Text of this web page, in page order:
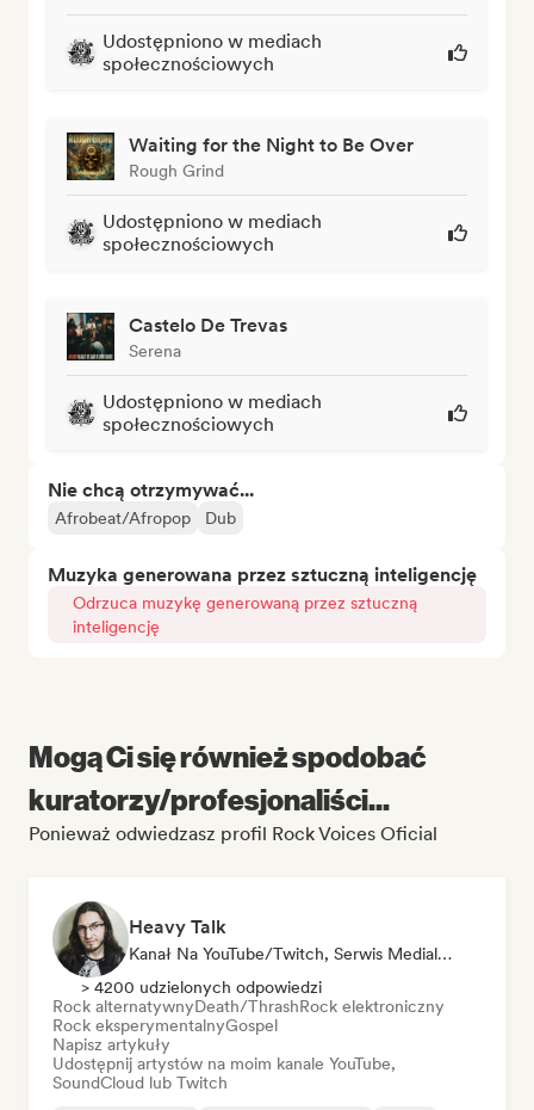
Udostępniono w mediach
społecznościowych
Waiting for the Night to Be Over
Rough Grind
Udostępniono w mediach
społecznościowych
Castelo De Trevas
Serena
Udostępniono w mediach
społecznościowych
Nie chcą otrzymywać...
Afrobeat/Afropop Dub
Muzyka generowana przez sztuczną inteligencję
Odrzuca muzykę generowaną przez sztuczną
inteligencję
Mogą Ci się również spodobać
kuratorzy/profesjonaliści...
Ponieważ odwiedzasz profil Rock Voices Oficial
Heavy Talk
Kanał Na YouTube/Twitch, Serwis Medialny/Dziennikarz
> 4200 udzielonych odpowiedzi
Rock alternatywnyDeath/ThrashRock elektroniczny
Rock eksperymentalnyGospel
Napisz artykuły
Udostępnij artystów na moim kanale YouTube,
SoundCloud lub Twitch